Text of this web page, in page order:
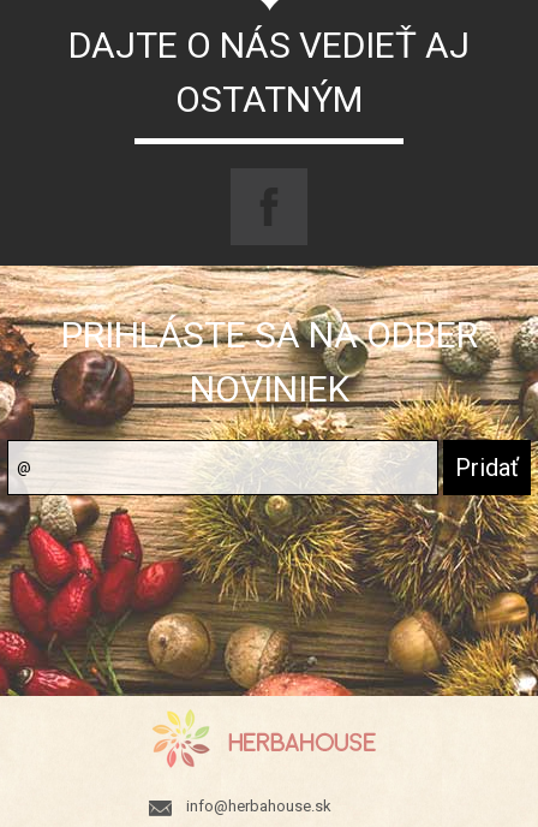
DAJTE O NÁS VEDIEŤ AJ
OSTATNÝM
PRIHLÁSTE SA NA ODBER
NOVINIEK
info@herbahouse.sk